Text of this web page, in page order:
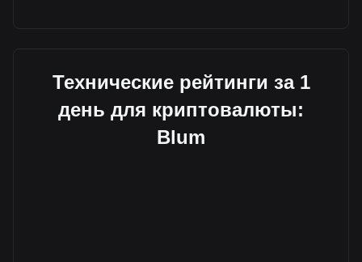
Технические рейтинги за 1
день для криптовалюты:
Blum